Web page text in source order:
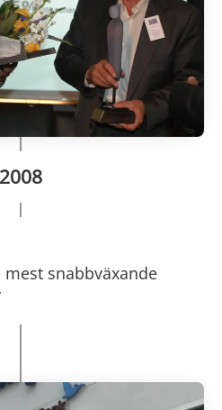
2008
snabbväxande